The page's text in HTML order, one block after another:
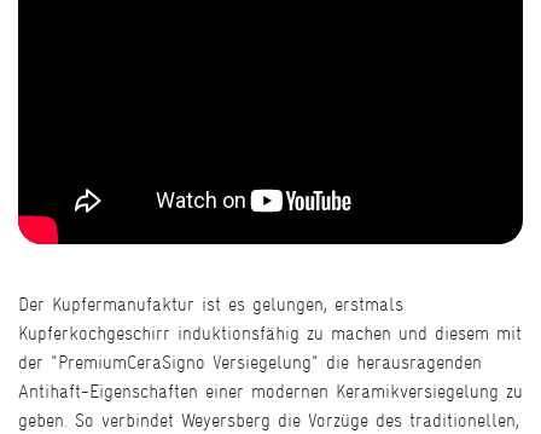
Der Kupfermanufaktur ist es gelungen, erstmals
Kupferkochgeschirr induktionsfähig zu machen und diesem mit
der "PremiumCeraSigno Versiegelung" die herausragenden
Antihaft-Eigenschaften einer modernen Keramikversiegelung zu
geben. So verbindet Weyersberg die Vorzüge des traditionellen,